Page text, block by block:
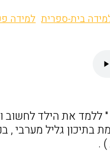
בית-ספרית למידה
" ללמד את הילד לחשוב
גליל מערבי ,
.